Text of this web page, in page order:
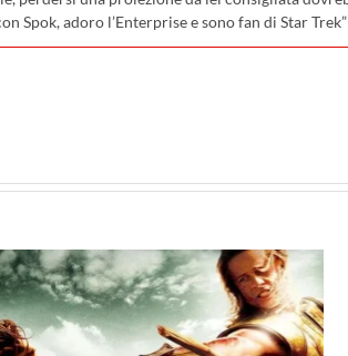
Spok, adoro l’Enterprise e sono fan di Star Trek”
I film in uscita al cinema il
23 luglio: da Terapia di